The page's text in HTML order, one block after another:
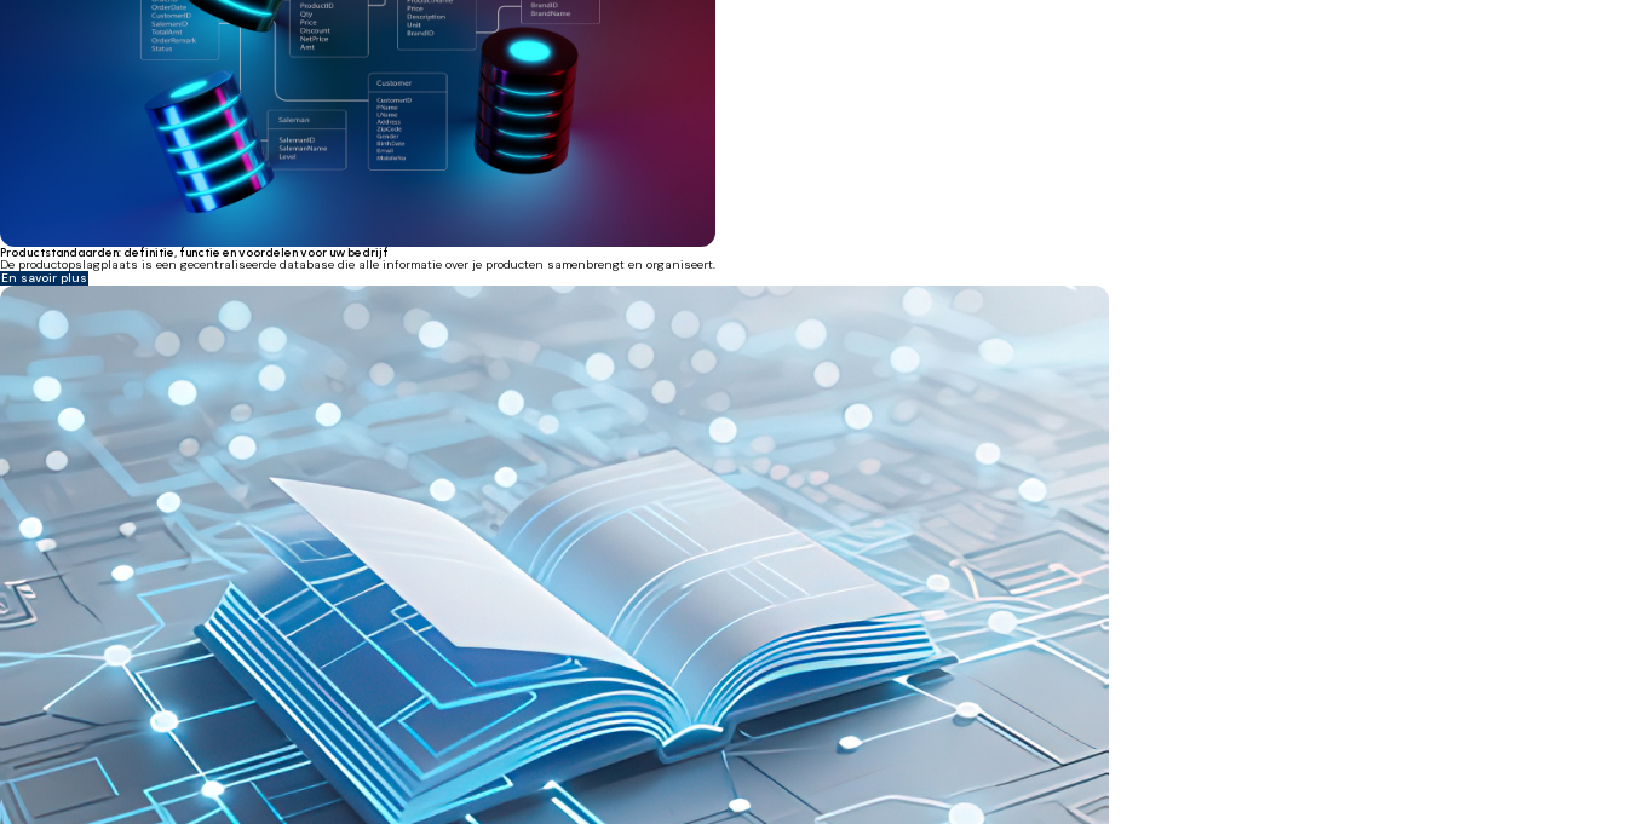
Productstandaarden: definitie, functie en voordelen voor uw bedrijf
De productopslagplaats is een gecentraliseerde database die alle informatie over je producten samenbrengt en organiseert.
En savoir plus